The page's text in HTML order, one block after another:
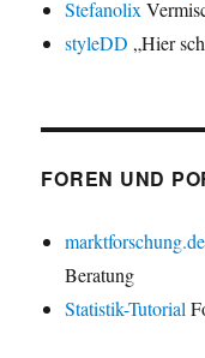
Stefanolix
styleDD „Hier
FOREN UND
marktforschung.de
Beratung
Statistik-Tutorial